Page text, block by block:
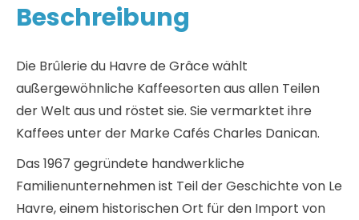
Beschreibung
Die Brûlerie du Havre de Grâce wählt
außergewöhnliche Kaffeesorten aus allen Teilen
der Welt aus und röstet sie. Sie vermarktet ihre
Kaffees unter der Marke Cafés Charles Danican.
Das 1967 gegründete handwerkliche
Familienunternehmen ist Teil der Geschichte von Le
Havre, einem historischen Ort für den Import von